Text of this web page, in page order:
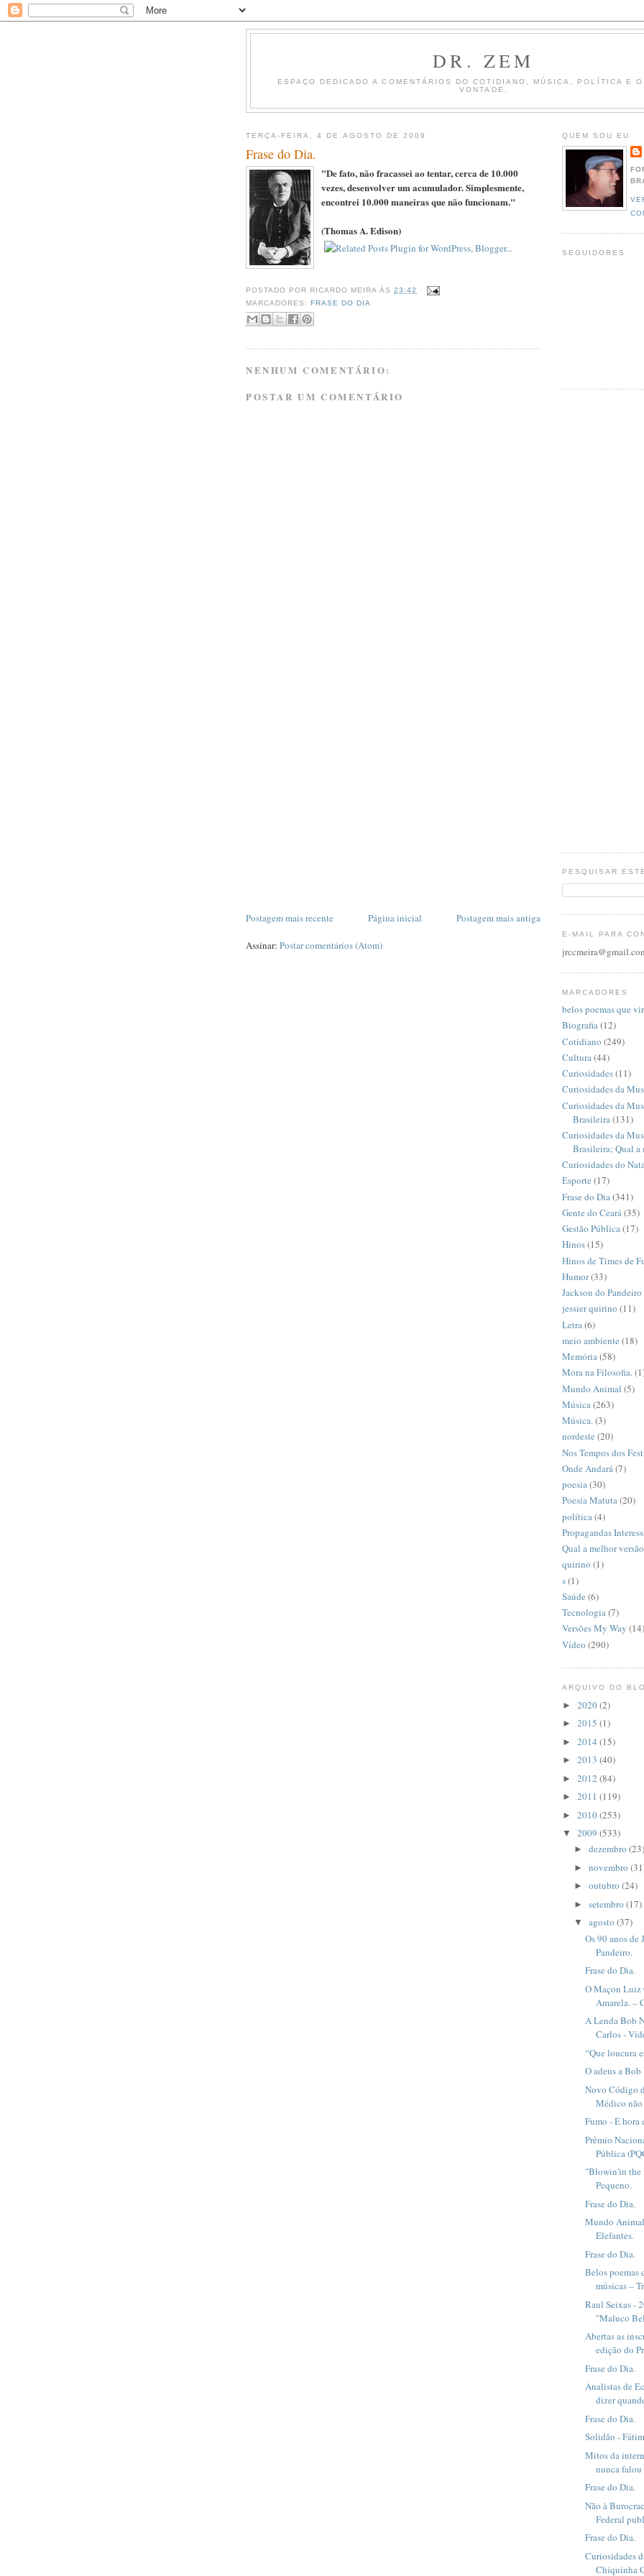
DR. ZEM
ESPAÇO DEDICADO A COMENTÁRIOS DO COTIDIANO, MÚSICA, POLÍTICA E O
VONTADE.
TERÇA-FEIRA, 4 DE AGOSTO DE 2009
Frase do Dia.
"De fato, não fracassei ao tentar, cerca de 10.000
vezes, desenvolver um acumulador. Simplesmente,
encontrei 10.000 maneiras que não funcionam."
(Thomas A. Edison)
POSTADO POR RICARDO MEIRA ÀS23:42
MARCADORES:FRASE DO DIA
NENHUM COMENTÁRIO:
POSTAR UM COMENTÁRIO
Postagem mais recente Postagem mais antiga
Página inicial
Assinar: Postar comentários (Atom)
QUEM SOU EU
SEGUIDORES
PESQUISAR
E-MAIL PARA
MARCADORES
belos poemas que
Biografia(12)
Cotidiano (249)
Cultura(44)
Curiosidades(11)
Curiosidades da
Curiosidades da
Brasileira(131)
Curiosidades da
Brasileira; Qual a
Curiosidades do
Esporte (17)
Frase do Dia(341)
Gente do Ceará(35)
Gestão Pública(17)
Hinos(15)
Hinos de Times de
Humor(33)
Jackson do Pandeiro
jessier quirino (11)
Letra(6)
meio ambiente (18)
Memória(58)
Mora na Filosofia.
Mundo Animal (5)
Música(263)
Música.(3)
nordeste (20)
Nos Tempos dos
Onde Andará(7)
poesia(30)
Poesia Matuta(20)
política(4)
Propagandas
Qual a melhor
quirino (1)
s(1)
Saúde (6)
Tecnologia(7)
Versões My Way (14)
Vídeo (290)
ARQUIVO DO
► 2020(2)
► 2015 (1)
► 2014 (15)
► 2013 (40)
► 2012 (84)
► 2011 (119)
► 2010(253)
▼ 2009 (533)
► dezembro (23)
► novembro
► outubro (24)
► setembro (17)
▼ agosto (37)
Os 90 anos de
Pandeiro.
Frase do Dia.
O Maçon Luiz
Amarela. –
A Lenda Bob
Carlos -
“Que loucura
O adeus a
Novo Código
Médico não
Fumo - É hora
Prêmio
Pública
"Blowin'in the
Pequeno.
Frase do Dia.
Mundo
Elefantes.
Frase do Dia.
Belos poemas
músicas –
Raul Seixas -
"Maluco
Abertas as
edição do
Frase do Dia.
Analistas de
dizer
Frase do Dia.
Solidão -
Mitos da
nunca falou
Frase do Dia.
Não à
Federal
Frase do Dia.
Curiosidades
Chiquinha